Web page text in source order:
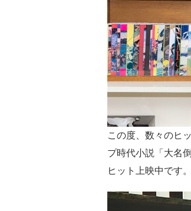
この度、数々のヒ
プ時代小説「大名
ヒット上映中です。